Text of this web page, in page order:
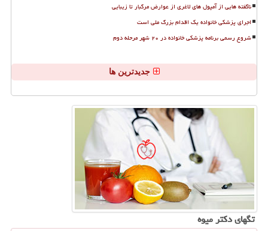
ناگفته هایی از آمپول های لاغری از عوارض مرگبار تا زیبایی
اجرای پزشکی خانواده یک اقدام بزرگ ملی است
شروع رسمی برنامه پزشکی خانواده در ۲۰ شهر مرحله دوم
جدیدترین ها
تگهای دكتر میوه